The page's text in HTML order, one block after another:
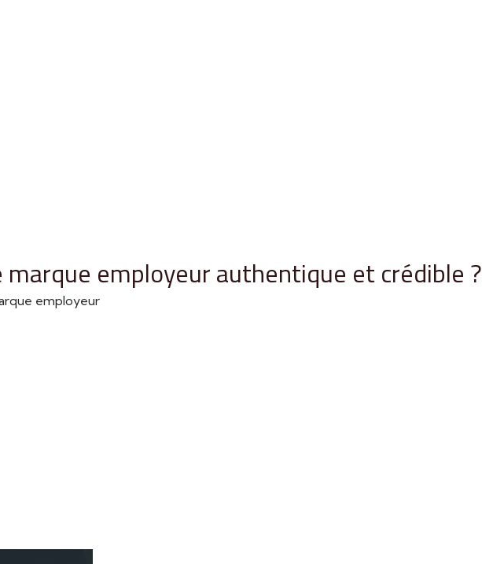
employeur authentique et crédible ?
employeur